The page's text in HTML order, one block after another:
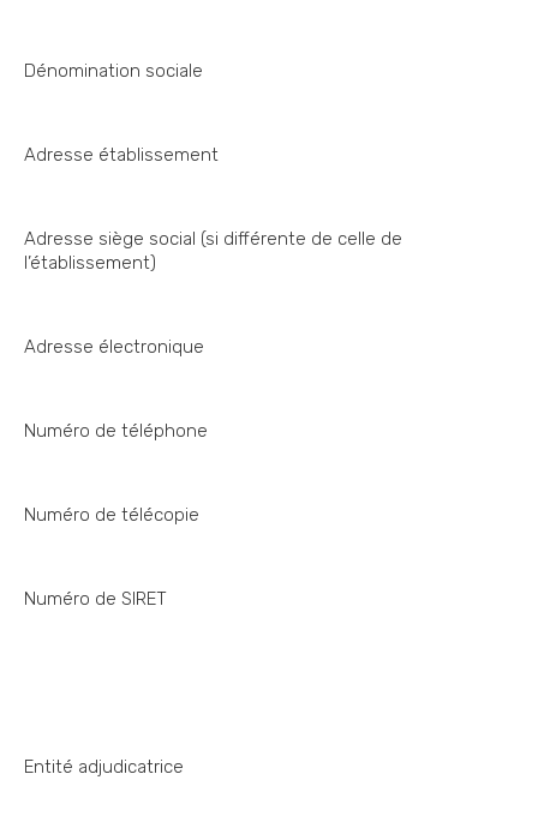
Dénomination sociale
Adresse établissement
Adresse siège social (si différente de celle de
l’établissement)
Adresse électronique
Numéro de téléphone
Numéro de télécopie
Numéro de SIRET
Entité adjudicatrice